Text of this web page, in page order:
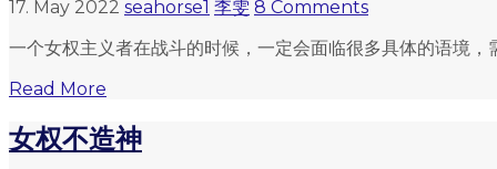
17. May 2022 seahorse1 李雯 8 Comments
一个女权主义者在战斗的时候，一定会面临很多具体的语境
Read More
女权不造神